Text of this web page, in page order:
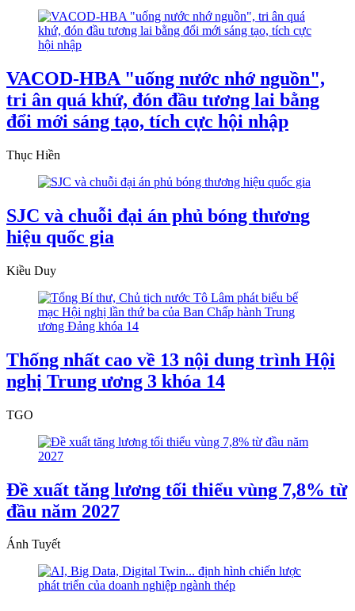
VACOD-HBA "uống nước nhớ nguồn",
tri ân quá khứ, đón đầu tương lai bằng
đổi mới sáng tạo, tích cực hội nhập
Thục Hiền
SJC và chuỗi đại án phủ bóng thương
hiệu quốc gia
Kiều Duy
Thống nhất cao về 13 nội dung trình Hội
nghị Trung ương 3 khóa 14
TGO
Đề xuất tăng lương tối thiểu vùng 7,8% từ
đầu năm 2027
Ánh Tuyết